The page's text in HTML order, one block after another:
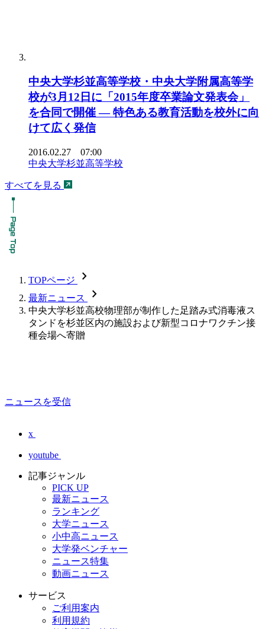
中央大学杉並高等学校・中央大学附属高等学
校が3月12日に「2015年度卒業論文発表会」
を合同で開催 — 特色ある教育活動を校外に向
けて広く発信
2016.02.27 07:00
中央大学杉並高等学校
すべてを見る
TOPページ chevron_forward
最新ニュース chevron_forward
中央大学杉並高校物理部が制作した足踏み式消毒液ス
タンドを杉並区内の施設および新型コロナワクチン接
種会場へ寄贈
ニュースを受信
x
youtube
記事ジャンル
PICK UP
最新ニュース
ランキング
大学ニュース
小中高ニュース
大学発ベンチャー
ニュース特集
動画ニュース
サービス
ご利用案内
利用規約